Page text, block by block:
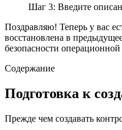
Шаг 3: Введите
Поздравляю! Теперь у вас
восстановлена в
безопасности
Содержание
Подготовка к
Прежде чем создавать